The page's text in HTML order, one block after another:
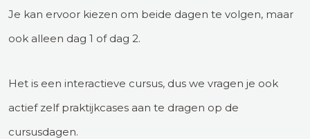
Je kan ervoor kiezen om beide dagen te volgen, maar
ook alleen dag 1 of dag 2.
Het is een interactieve cursus, dus we vragen je ook
actief zelf praktijkcases aan te dragen op de
cursusdagen.